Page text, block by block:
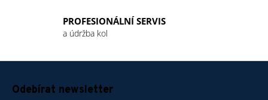
p
u
PROFESIONÁLNÍ SERVIS
a údržba kol
Odebírat newsletter